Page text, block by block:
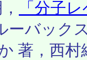
「分子
ーバック
著，西